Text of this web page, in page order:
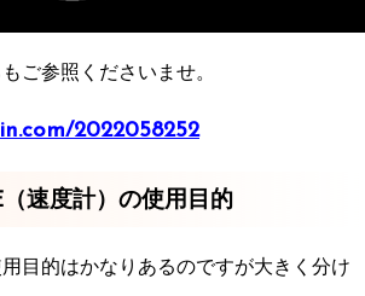
ご参照くださいませ。
2022058252
速度計）の使用目的
目的はかなりあるのですが大きく分け